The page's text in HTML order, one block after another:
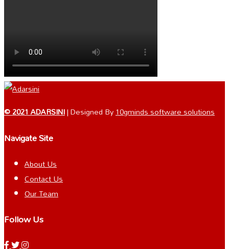
© 2021 ADARSINI| Designed By10gminds software solutions
Navigate Site
About Us
Contact Us
Our Team
Follow Us